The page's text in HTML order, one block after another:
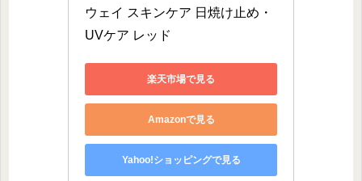
ウェイ スキンケア 日焼け止め・
UVケア レッド
楽天市場で見る
Amazonで見る
Yahoo!ショッピングで見る